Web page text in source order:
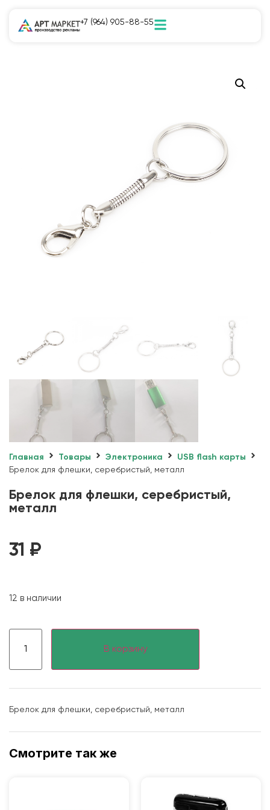
+7 (964) 905-88-55
Главная Товары Электроника
USB flash карты
Брелок для флешки, серебристый, металл
Брелок для флешки, серебристый,
металл
31 ₽
12 в наличии
В корзину
Брелок для флешки, серебристый, металл
Смотрите так же